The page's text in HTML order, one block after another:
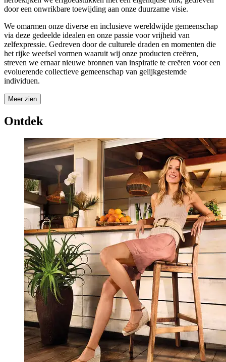
door een onwrikbare toewijding aan onze duurzame visie.
We omarmen onze diverse en inclusieve wereldwijde gemeenschap
via deze gedeelde idealen en onze passie voor vrijheid van
zelfexpressie. Gedreven door de culturele draden en momenten die
het rijke weefsel vormen waaruit wij onze producten creëren,
streven we ernaar nieuwe bronnen van inspiratie te creëren voor een
evoluerende collectieve gemeenschap van gelijkgestemde
individuen.
Meer zien
Ontdek